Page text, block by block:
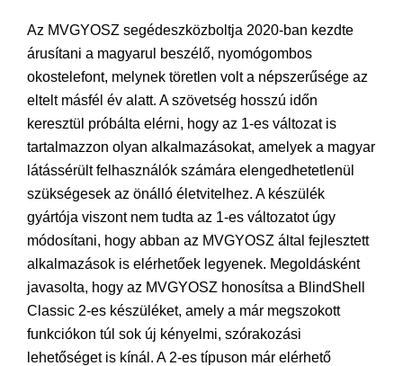
Az MVGYOSZ segédeszközboltja 2020-ban kezdte
árusítani a magyarul beszélő, nyomógombos
okostelefont, melynek töretlen volt a népszerűsége az
eltelt másfél év alatt. A szövetség hosszú időn
keresztül próbálta elérni, hogy az 1-es változat is
tartalmazzon olyan alkalmazásokat, amelyek a magyar
látássérült felhasználók számára elengedhetetlenül
szükségesek az önálló életvitelhez. A készülék
gyártója viszont nem tudta az 1-es változatot úgy
módosítani, hogy abban az MVGYOSZ által fejlesztett
alkalmazások is elérhetőek legyenek. Megoldásként
javasolta, hogy az MVGYOSZ honosítsa a BlindShell
Classic 2-es készüléket, amely a már megszokott
funkciókon túl sok új kényelmi, szórakozási
lehetőséget is kínál. A 2-es típuson már elérhető